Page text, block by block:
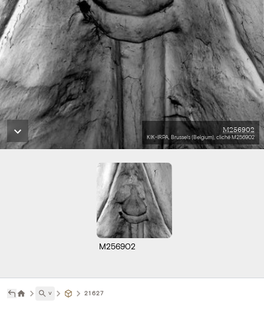
M256902
KIK-IRPA, Brussels (Belgium), cliché M256902
M256902
˅ 21627